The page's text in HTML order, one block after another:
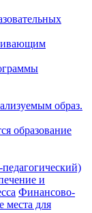
образ.
образование
и
Финансово-
места для